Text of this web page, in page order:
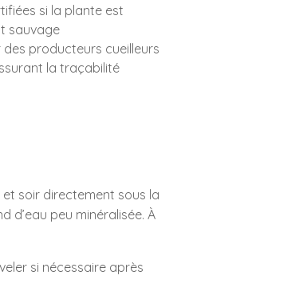
si la plante est
sauvage
des producteurs cueilleurs
la traçabilité
soir directement sous la
d’eau peu minéralisée. À
si nécessaire après